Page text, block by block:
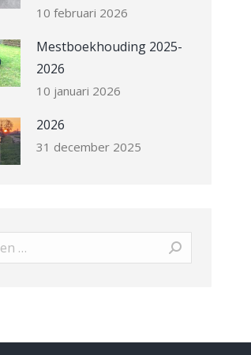
10 februari 2026
Mestboekhouding 2025-
2026
10 januari 2026
2026
31 december 2025